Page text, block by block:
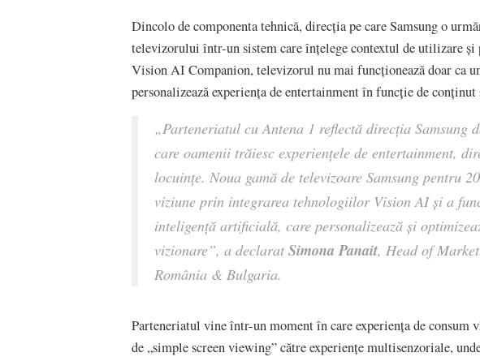
Dincolo de componenta tehnică, direcția pe care Samsung o
televizorului într-un sistem care înțelege contextul de utilizare
Vision AI Companion, televizorul nu mai funcționează doar ca
personalizează experiența de entertainment în funcție de
„Parteneriatul cu Antena 1 reflectă direcția Samsung
care oamenii trăiesc experiențele de entertainment,
locuințe. Noua gamă de televizoare Samsung pentru
viziune prin integrarea tehnologiilor Vision AI și a
inteligență artificială, care personalizează și
vizionare”, a declarat Simona Panait, Head of
România & Bulgaria.
Parteneriatul vine într-un moment în care experiența de consum
de „simple screen viewing” către experiențe multisenzoriale,